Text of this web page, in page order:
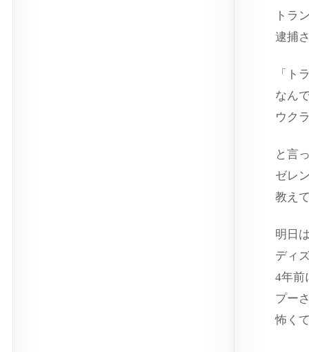
トラ
逮捕
「ト
なん
ウク
と言
ゼレ
教え
明日
ディ
4年前
プー
怖く